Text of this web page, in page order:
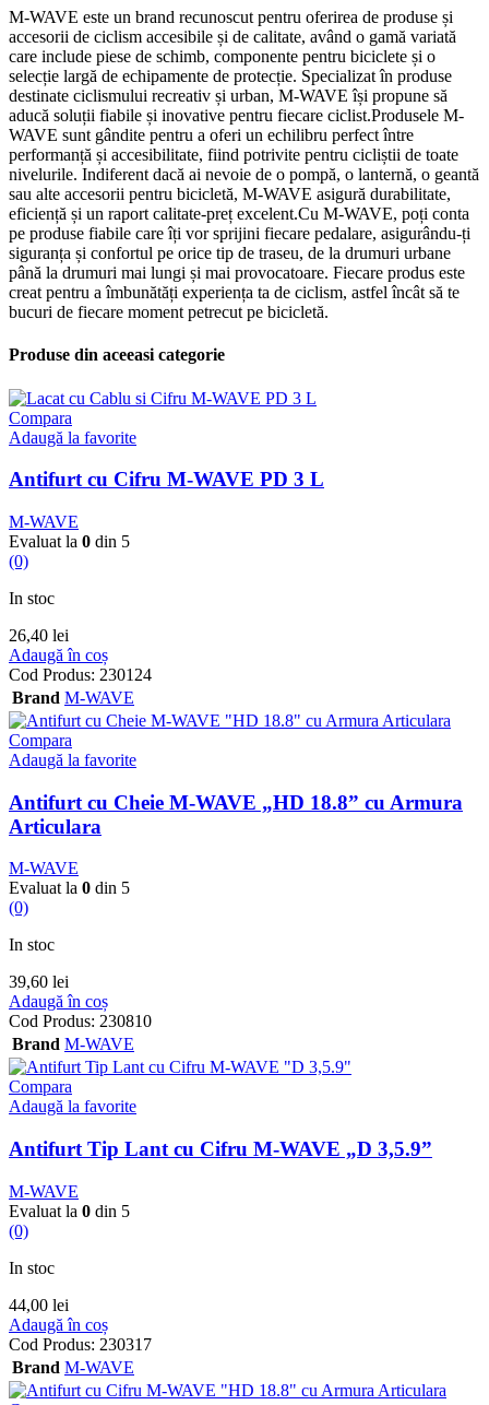
M-WAVE este un brand recunoscut pentru oferirea de produse și
accesorii de ciclism accesibile și de calitate, având o gamă variată
care include piese de schimb, componente pentru biciclete și o
selecție largă de echipamente de protecție. Specializat în produse
destinate ciclismului recreativ și urban, M-WAVE își propune să
aducă soluții fiabile și inovative pentru fiecare ciclist.Produsele M-
WAVE sunt gândite pentru a oferi un echilibru perfect între
performanță și accesibilitate, fiind potrivite pentru cicliștii de toate
nivelurile. Indiferent dacă ai nevoie de o pompă, o lanternă, o geantă
sau alte accesorii pentru bicicletă, M-WAVE asigură durabilitate,
eficiență și un raport calitate-preț excelent.Cu M-WAVE, poți conta
pe produse fiabile care îți vor sprijini fiecare pedalare, asigurându-ți
siguranța și confortul pe orice tip de traseu, de la drumuri urbane
până la drumuri mai lungi și mai provocatoare. Fiecare produs este
creat pentru a îmbunătăți experiența ta de ciclism, astfel încât să te
bucuri de fiecare moment petrecut pe bicicletă.
Produse din aceeasi categorie
Compara
Adaugă la favorite
Antifurt cu Cifru M-WAVE PD 3 L
M-WAVE
Evaluat la 0 din 5
(0)
In stoc
26,40 lei
Adaugă în coș
Cod Produs: 230124
Brand M-WAVE
Compara
Adaugă la favorite
Antifurt cu Cheie M-WAVE „HD 18.8” cu Armura
Articulara
M-WAVE
Evaluat la 0 din 5
(0)
In stoc
39,60 lei
Adaugă în coș
Cod Produs: 230810
Brand M-WAVE
Compara
Adaugă la favorite
Antifurt Tip Lant cu Cifru M-WAVE „D 3,5.9”
M-WAVE
Evaluat la 0 din 5
(0)
In stoc
44,00 lei
Adaugă în coș
Cod Produs: 230317
Brand M-WAVE